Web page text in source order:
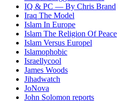
IQ & PC — By Chris Brand
Iraq The Model
Islam In Europe
Islam The Religion Of Peace
Islam Versus Europel
Islamophobic
Israellycool
James Woods
Jihadwatch
JoNova
John Solomon reports